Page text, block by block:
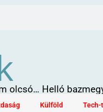
olcsó… Helló
Külföld